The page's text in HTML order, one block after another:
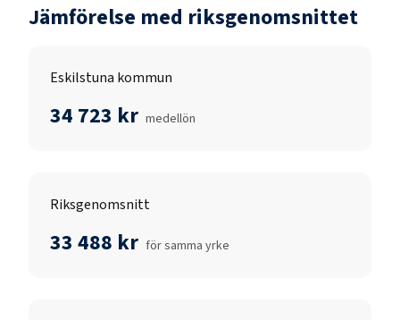
Jämförelse med riksgenomsnittet
Eskilstuna kommun
34 723 kr medellön
Riksgenomsnitt
33 488 kr för samma yrke